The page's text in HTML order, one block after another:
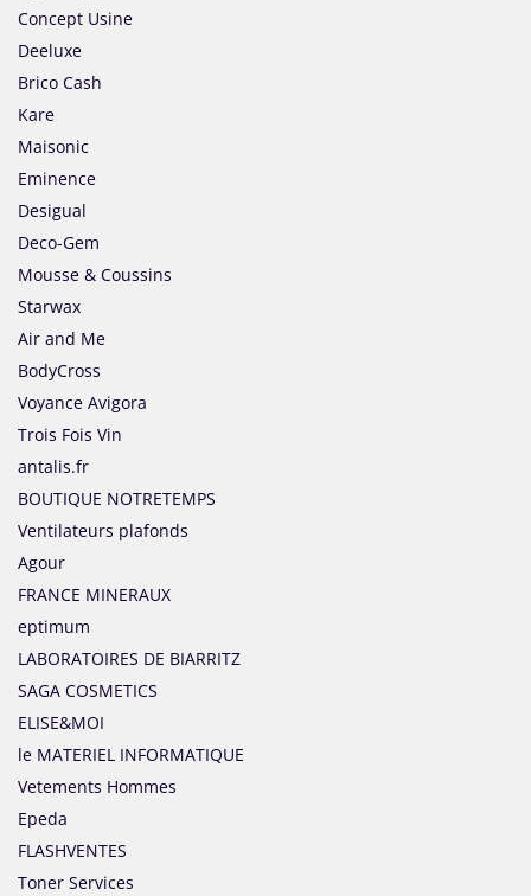
Concept Usine
Deeluxe
Brico Cash
Kare
Maisonic
Eminence
Desigual
Deco-Gem
Mousse & Coussins
Starwax
Air and Me
BodyCross
Voyance Avigora
Trois Fois Vin
antalis.fr
BOUTIQUE NOTRETEMPS
Ventilateurs plafonds
Agour
FRANCE MINERAUX
eptimum
LABORATOIRES DE BIARRITZ
SAGA COSMETICS
ELISE&MOI
le MATERIEL INFORMATIQUE
Vetements Hommes
Epeda
FLASHVENTES
Toner Services